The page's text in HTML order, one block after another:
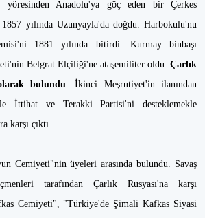
yöresinden Anadolu'ya göç eden bir Çerkes
yılında Uzunyayla'da doğdu. Harbokulu'nu
1881 yılında bitirdi. Kurmay binbaşı
Belgrat Elçiliği'ne ataşemiliter oldu. Çarlık
bulundu. İkinci Meşrutiyet'in ilanından
İttihat ve Terakki Partisi'ni desteklemekle
karşı çıktı.
Cemiyeti"nin üyeleri arasında bulundu. Savaş
tarafından Çarlık Rusyası'na karşı
Cemiyeti", "Türkiye'de Şimali Kafkas Siyasi